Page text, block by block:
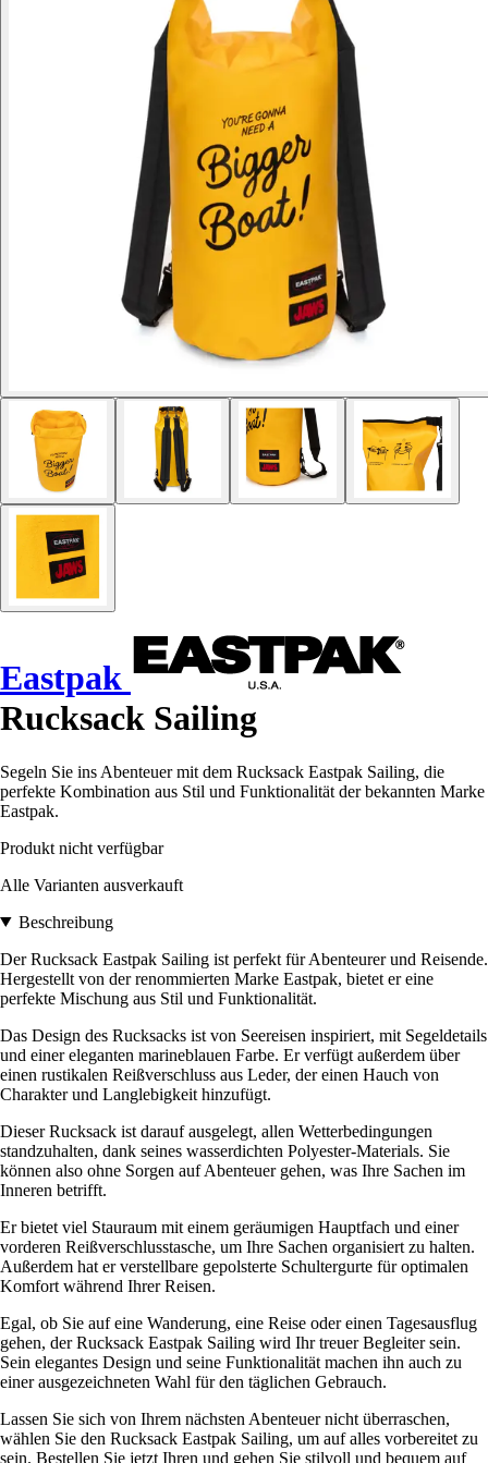
Eastpak
Rucksack Sailing
Segeln Sie ins Abenteuer mit dem Rucksack Eastpak Sailing, die
perfekte Kombination aus Stil und Funktionalität der bekannten Marke
Eastpak.
Produkt nicht verfügbar
Alle Varianten ausverkauft
Beschreibung
Der Rucksack Eastpak Sailing ist perfekt für Abenteurer und Reisende.
Hergestellt von der renommierten Marke Eastpak, bietet er eine
perfekte Mischung aus Stil und Funktionalität.
Das Design des Rucksacks ist von Seereisen inspiriert, mit Segeldetails
und einer eleganten marineblauen Farbe. Er verfügt außerdem über
einen rustikalen Reißverschluss aus Leder, der einen Hauch von
Charakter und Langlebigkeit hinzufügt.
Dieser Rucksack ist darauf ausgelegt, allen Wetterbedingungen
standzuhalten, dank seines wasserdichten Polyester-Materials. Sie
können also ohne Sorgen auf Abenteuer gehen, was Ihre Sachen im
Inneren betrifft.
Er bietet viel Stauraum mit einem geräumigen Hauptfach und einer
vorderen Reißverschlusstasche, um Ihre Sachen organisiert zu halten.
Außerdem hat er verstellbare gepolsterte Schultergurte für optimalen
Komfort während Ihrer Reisen.
Egal, ob Sie auf eine Wanderung, eine Reise oder einen Tagesausflug
gehen, der Rucksack Eastpak Sailing wird Ihr treuer Begleiter sein.
Sein elegantes Design und seine Funktionalität machen ihn auch zu
einer ausgezeichneten Wahl für den täglichen Gebrauch.
Lassen Sie sich von Ihrem nächsten Abenteuer nicht überraschen,
wählen Sie den Rucksack Eastpak Sailing, um auf alles vorbereitet zu
sein. Bestellen Sie jetzt Ihren und gehen Sie stilvoll und bequem auf